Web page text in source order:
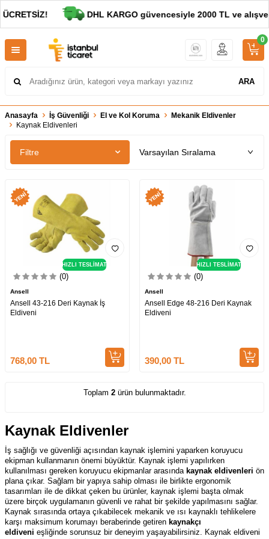
DHL KARGO güvencesiyle 2000 TL ve
ARA
0
Anasayfa İş Güvenliği El ve Kol Koruma
Mekanik Eldivenler
Kaynak Eldivenleri
Filtre
HIZLI TESLİMAT
(0)
Ansell
Ansell 43-216 Deri Kaynak İş
Eldiveni
768,00 TL
HIZLI TESLİMAT
(0)
Ansell
Ansell Edge 48-216 Deri Kaynak
Eldiveni
390,00 TL
Toplam 2ürün bulunmaktadır.
Kaynak Eldivenler
İş sağlığı ve güvenliği açısından kaynak işlemini yaparken koruyucu
ekipman kullanmanın önemi büyüktür. Kaynak işlemi yapılırken
kullanılması gereken koruyucu ekipmanlar arasında kaynak eldivenleri ön
plana çıkar. Sağlam bir yapıya sahip olması ile birlikte ergonomik
tasarımları ile de dikkat çeken bu ürünler, kaynak işlemi başta olmak
üzere birçok uygulamanın güvenli ve rahat bir şekilde yapılmasını sağlar.
Kaynak sırasında ortaya çıkabilecek mekanik ve ısı kaynaklı tehlikelere
karşı maksimum korumayı beraberinde getiren kaynakçı
eldiveni eşliğinde sorunsuz bir deneyim yaşayabilirsiniz. Kaynak eldiveni